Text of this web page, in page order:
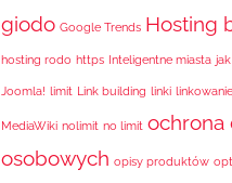
giodo Google Trends Hosting
hosting rodo https Inteligentne miasta
Joomla! limit Link building linki linkowanie
MediaWiki nolimit no limit ochrona
osobowych opisy produktów